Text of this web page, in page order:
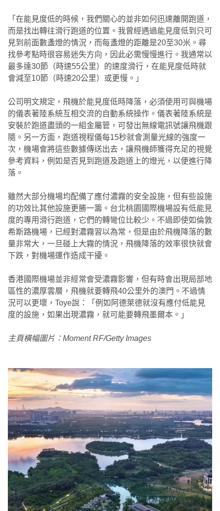
「在能見度低的時候，我們關心的並非如何迅速離開跑道，
而是找出轉往滑行跑道的位置。我曾經遇過能見度低到只可
見到前面數盞燈的情況，而每盞燈的距離是20至30米。尋
找參考點時很容易迷失方向，因此必需慢慢進行。我通常以
最多達30節（時速55公里）的速度滑行，在能見度低時就
會減至10節（時速20公里）或更慢。」
公司明文規定，飛機於能見度低時降落，必須使用可與機場
的儀表著陸系統互相交流的自動系統操作。儀表著陸系統是
安裝於跑道盡頭的一組金屬管，可發出無線電訊號讓飛機跟
隨。另一方面，跑道視程儀每15秒就會測量光線的強度一
次，機場會將這些數據傳送出去，讓飛機師獲得充足的視覺
參考資料，例如是否見到跑道及跑道上的燈光，以便進行降
落。
雖然大部分機場均配備了應付濃霧的安全設施，但有些設施
的功效比其他設施更勝一籌。台北桃園國際機場設有低能見
度的專用滑行跑道，它們的轉彎位比較少。不過即使如倫敦
希斯路機場，已經對濃霧習以為常，但是由於飛機降落的數
量非常大，一旦碰上大霧的情況，飛機降落的效率很快就會
下跌，對機場運作造成干擾。
香港國際機場並非經常會受濃霧影響，但有時會出現局部地
區性的濃厚雲層，飛機就要轉飛40公里外的澳門。不過情
況可以更壞，Toye說：「例如阿德萊德就沒有應付低能見
度的設施，如果出現濃霧，就可能要轉飛墨爾本。」
主頁橫幅圖片：Moment RF/Getty Images